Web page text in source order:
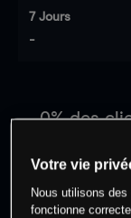
7 Jours
-
0% des
Votre vie
Nous utilisons
fonctionne